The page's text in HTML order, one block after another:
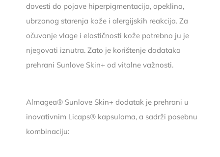
dovesti do pojave hiperpigmentacija, opeklina,
ubrzanog starenja kože i alergijskih reakcija. Za
očuvanje vlage i elastičnosti kože potrebno ju je
njegovati iznutra. Zato je korištenje dodataka
prehrani Sunlove Skin+ od vitalne važnosti.
Almagea® Sunlove Skin+ dodatak je prehrani u
inovativnim Licaps® kapsulama, a sadrži posebnu
kombinaciju: